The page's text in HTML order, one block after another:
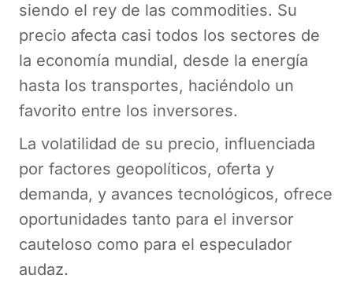
siendo el rey de las commodities. Su
precio afecta casi todos los sectores de
la economía mundial, desde la energía
hasta los transportes, haciéndolo un
favorito entre los inversores.
La volatilidad de su precio, influenciada
por factores geopolíticos, oferta y
demanda, y avances tecnológicos, ofrece
oportunidades tanto para el inversor
cauteloso como para el especulador
audaz.